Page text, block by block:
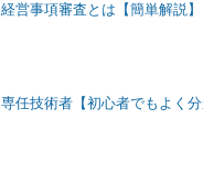
経営事項審査とは【簡単解説】
専任技術者【初心者でもよく分